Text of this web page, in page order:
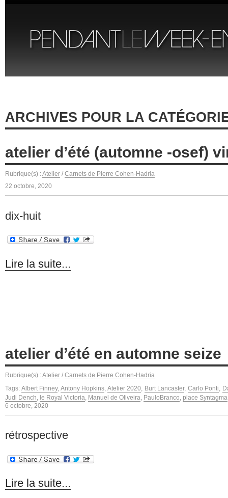
ARCHIVES POUR LA
atelier d’été (automne -osef)
Rubrique(s) :Atelier / Carnets de Pierre Cohen-Hadria
22 octobre, 2020
dix-huit
Lire la suite...
atelier d’été en automne seize
Rubrique(s) :Atelier / Carnets de Pierre Cohen-Hadria
Tags: Albert Finney, Antony Hopkins Atelier 2020 Burt Lancaster, Carlo Ponti
Judi Dench le Royal Victoria Manuel de Oliveira PauloBranco place Syntagma
6 octobre, 2020
rétrospective
Lire la suite...